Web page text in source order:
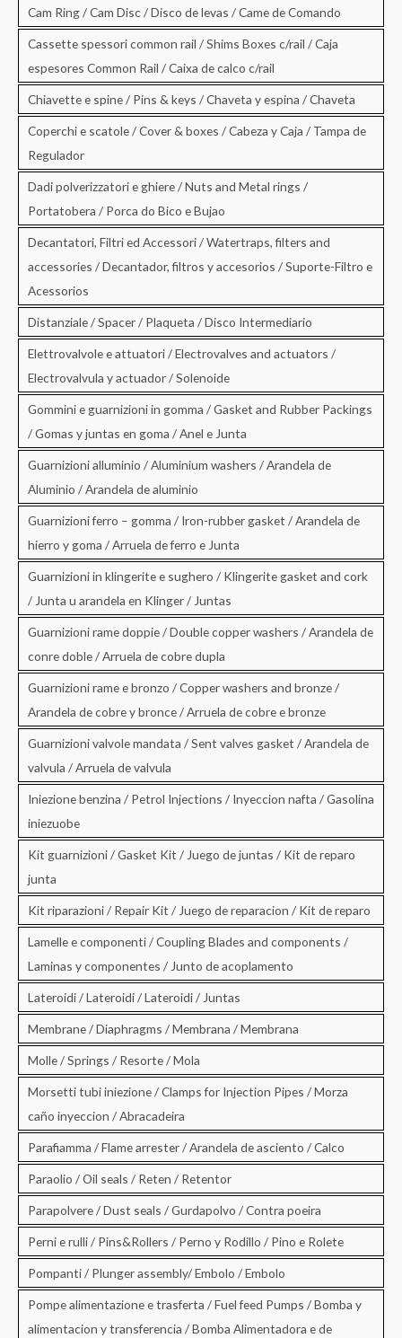
Cam Ring / Cam Disc / Disco de levas / Came de Comando
Cassette spessori common rail / Shims Boxes c/rail / Caja
espesores Common Rail / Caixa de calco c/rail
Chiavette e spine / Pins & keys / Chaveta y espina / Chaveta
Coperchi e scatole / Cover & boxes / Cabeza y Caja / Tampa de
Regulador
Dadi polverizzatori e ghiere / Nuts and Metal rings /
Portatobera / Porca do Bico e Bujao
Decantatori, Filtri ed Accessori / Watertraps, filters and
accessories / Decantador, filtros y accesorios / Suporte-Filtro e
Acessorios
Distanziale / Spacer / Plaqueta / Disco Intermediario
Elettrovalvole e attuatori / Electrovalves and actuators /
Electrovalvula y actuador / Solenoide
Gommini e guarnizioni in gomma / Gasket and Rubber Packings
/ Gomas y juntas en goma / Anel e Junta
Guarnizioni alluminio / Aluminium washers / Arandela de
Aluminio / Arandela de aluminio
Guarnizioni ferro – gomma / Iron-rubber gasket / Arandela de
hierro y goma / Arruela de ferro e Junta
Guarnizioni in klingerite e sughero / Klingerite gasket and cork
/ Junta u arandela en Klinger / Juntas
Guarnizioni rame doppie / Double copper washers / Arandela de
conre doble / Arruela de cobre dupla
Guarnizioni rame e bronzo / Copper washers and bronze /
Arandela de cobre y bronce / Arruela de cobre e bronze
Guarnizioni valvole mandata / Sent valves gasket / Arandela de
valvula / Arruela de valvula
Iniezione benzina / Petrol Injections / Inyeccion nafta / Gasolina
iniezuobe
Kit guarnizioni / Gasket Kit / Juego de juntas / Kit de reparo
junta
Kit riparazioni / Repair Kit / Juego de reparacion / Kit de reparo
Lamelle e componenti / Coupling Blades and components /
Laminas y componentes / Junto de acoplamento
Lateroidi / Lateroidi / Lateroidi / Juntas
Membrane / Diaphragms / Membrana / Membrana
Molle / Springs / Resorte / Mola
Morsetti tubi iniezione / Clamps for Injection Pipes / Morza
caño inyeccion / Abracadeira
Parafiamma / Flame arrester / Arandela de asciento / Calco
Paraolio / Oil seals / Reten / Retentor
Parapolvere / Dust seals / Gurdapolvo / Contra poeira
Perni e rulli / Pins&Rollers / Perno y Rodillo / Pino e Rolete
Pompanti / Plunger assembly/ Embolo / Embolo
Pompe alimentazione e trasferta / Fuel feed Pumps / Bomba y
alimentacion y transferencia / Bomba Alimentadora e de